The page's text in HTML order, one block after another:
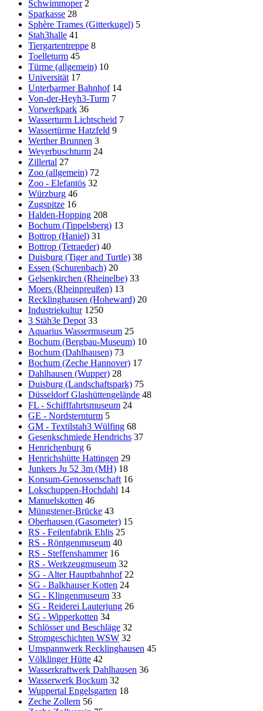
Schwimmoper 2
Sparkasse 28
Sphère Trames (Gitterkugel) 5
Stah3halle 41
Tiergartentreppe 8
Toelleturm 45
Türme (allgemein) 10
Universität 17
Unterbarmer Bahnhof 14
Von-der-Heyh3-Turm 7
Vorwerkpark 36
Wasserturm Lichtscheid 7
Wassertürme Hatzfeld 9
Werther Brunnen 3
Weyerbuschturm 24
Zillertal 27
Zoo (allgemein) 72
Zoo - Elefantös 32
Würzburg 46
Zugspitze 16
Halden-Hopping 208
Bochum (Tippelsberg) 13
Bottrop (Haniel) 31
Bottrop (Tetraeder) 40
Duisburg (Tiger and Turtle) 38
Essen (Schurenbach) 20
Gelsenkirchen (Rheinelbe) 33
Moers (Rheinpreußen) 13
Recklinghausen (Hoheward) 20
Industriekultur 1250
3 Stäh3e Depot 33
Aquarius Wassermuseum 25
Bochum (Bergbau-Museum) 10
Bochum (Dahlhausen) 73
Bochum (Zeche Hannover) 17
Dahlhausen (Wupper) 28
Duisburg (Landschaftspark) 75
Düsseldorf Glashüttengelände 48
FL - Schifffahrtsmuseum 24
GE - Nordsternturm 5
GM - Textilstah3 Wülfing 68
Gesenkschmiede Hendrichs 37
Henrichenburg 6
Henrichshütte Hattingen 29
Junkers Ju 52 3m (MH) 18
Konsum-Genossenschaft 16
Lokschuppen-Hochdahl 14
Manuelskotten 46
Müngstener-Brücke 43
Oberhausen (Gasometer) 15
RS - Feilenfabrik Ehlis 25
RS - Röntgenmuseum 40
RS - Steffenshammer 16
RS - Werkzeugmuseum 32
SG - Alter Hauptbahnhof 22
SG - Balkhauser Kotten 24
SG - Klingenmuseum 33
SG - Reiderei Lauterjung 26
SG - Wipperkotten 34
Schlösser und Beschläge 32
Stromgeschichten WSW 32
Umspannwerk Recklinghausen 45
Völklinger Hütte 42
Wasserkraftwerk Dahlhausen 36
Wasserwerk Bockum 32
Wuppertal Engelsgarten 18
Zeche Zollern 56